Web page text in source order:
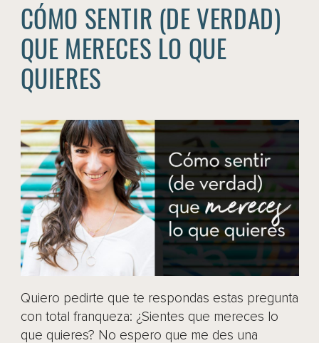
CÓMO SENTIR (DE VERDAD)
QUE MERECES LO QUE
QUIERES
Quiero pedirte que te respondas estas pregunta
con total franqueza: ¿Sientes que mereces lo
que quieres? No espero que me des una